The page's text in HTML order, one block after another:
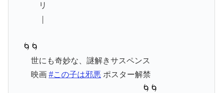
リ
🌀🌀
世にも奇妙な、謎解きサスペンス
映画 #この子は邪悪 ポスター解禁
🌀🌀